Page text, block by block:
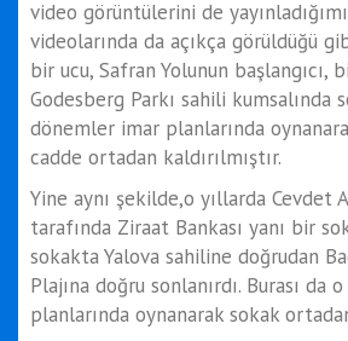
video görüntülerini de
videolarında da açıkça görüldüğü
bir ucu, Safran Yolunun başlangıcı,
Godesberg Parkı sahili kumsalında
dönemler imar planlarında
cadde ortadan kaldırılmıştır.
Yine aynı şekilde,o yıllarda Cevdet
tarafında Ziraat Bankası yanı bir
sokakta Yalova sahiline doğrudan
Plajına doğru sonlanırdı. Burası da
planlarında oynanarak sokak